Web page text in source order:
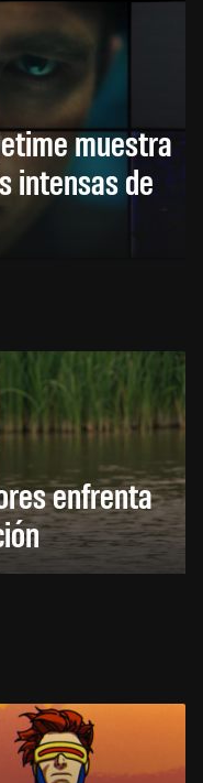
muestra
intensas de
enfrenta